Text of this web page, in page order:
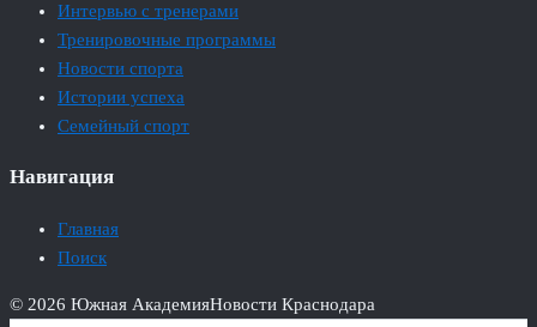
Интервью с тренерами
Тренировочные программы
Новости спорта
Истории успеха
Семейный спорт
Навигация
Главная
Поиск
© 2026 Южная АкадемияНовости Краснодара